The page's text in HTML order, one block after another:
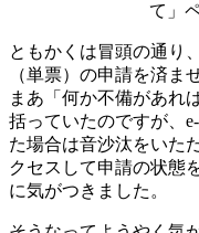
て」
ともかくは冒頭の通り
（単票）の申請を済ま
まあ「何か不備があれ
括っていたのですが、
た場合は音沙汰をいた
クセスして申請の状態
に気がつきました。